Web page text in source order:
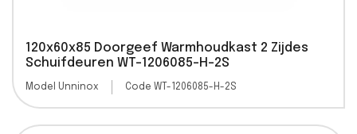
120x60x85 Doorgeef Warmhoudkast 2 Zijdes
Schuifdeuren WT-1206085-H-2S
Model Unninox Code WT-1206085-H-2S